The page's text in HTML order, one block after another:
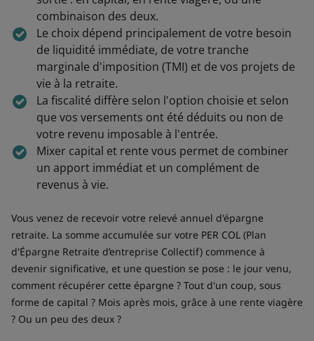
combinaison des deux.
Le choix dépend principalement de votre besoin
de liquidité immédiate, de votre tranche
marginale d'imposition (TMI) et de vos projets de
vie à la retraite.
La fiscalité diffère selon l'option choisie et selon
que vos versements ont été déduits ou non de
votre revenu imposable à l'entrée.
Mixer capital et rente vous permet de combiner
un apport immédiat et un complément de
revenus à vie.
Vous venez de recevoir votre relevé annuel d'épargne
retraite. La somme accumulée sur votre PER COL (Plan
d'Épargne Retraite d’entreprise Collectif) commence à
devenir significative, et une question se pose : le jour venu,
comment récupérer cette épargne ? Tout d'un coup, sous
forme de capital ? Mois après mois, grâce à une rente viagère
? Ou un peu des deux ?